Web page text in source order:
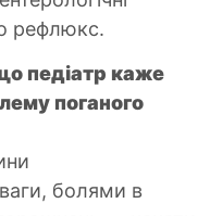
рефлюкс.
педіатр каже
поганого
болями в